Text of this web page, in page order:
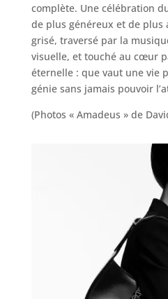
complète. Une célébration
de plus généreux et de plus
grisé, traversé par la
visuelle, et touché au cœur
éternelle : que vaut une vie
génie sans jamais pouvoir
(Photos « Amadeus » de